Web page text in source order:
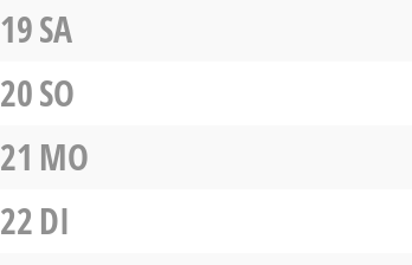
19SA
20SO
21 MO
22DI